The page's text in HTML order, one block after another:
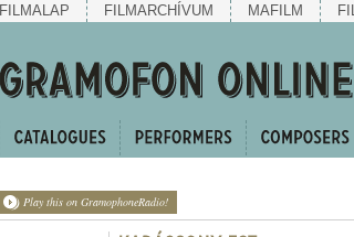
FILMALAP FILMARCHÍVUM MAFILM
Play this on GramophoneRadio!